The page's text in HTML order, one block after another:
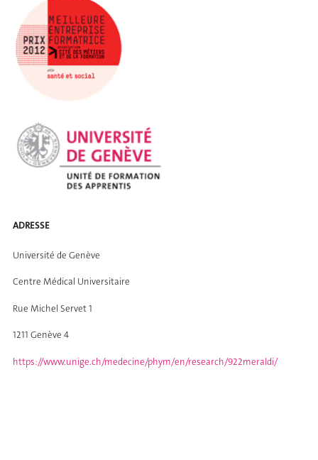
ADRESSE
Université de Genève
Centre Médical Universitaire
Rue Michel Servet 1
1211 Genève 4
https://www.unige.ch/medecine/phym/en/research/922meraldi/